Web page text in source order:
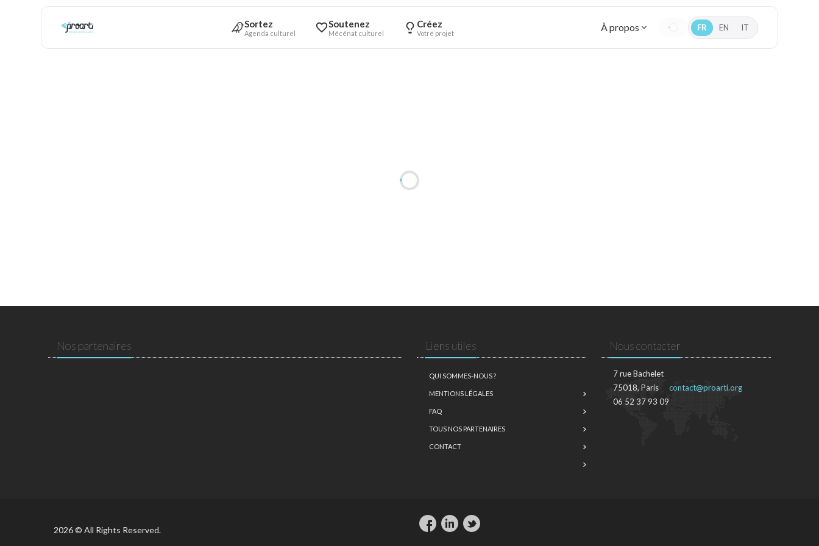
Sortez
Agenda culturel
Soutenez
Mécénat culturel
Créez
Votre projet À propos FR EN IT
Nos partenaires Liens utiles
QUI SOMMES-NOUS ?
MENTIONS LÉGALES
FAQ
TOUS NOS PARTENAIRES
CONTACT
Nous contacter
7 rue Bachelet
75018, Paris
06 52 37 93 09
contact@proarti.org
2026 © All Rights Reserved.